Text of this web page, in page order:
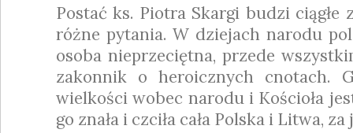
Postać ks. Piotra Skargi budzi
różne pytania. W dziejach narodu
osoba nieprzeciętna, przede
zakonnik o heroicznych cnotach.
wielkości wobec narodu i Kościoła
go znała i czciła cała Polska i Litwa,